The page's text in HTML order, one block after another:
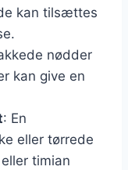
kan tilsættes
nødder
kan give en
: En
eller tørrede
timian